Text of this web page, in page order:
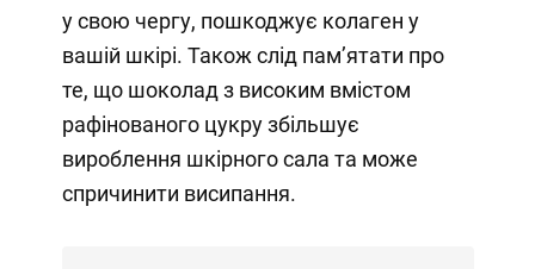
у свою чергу, пошкоджує колаген у
вашій шкірі. Також слід пам’ятати про
те, що шоколад з високим вмістом
рафінованого цукру збільшує
вироблення шкірного сала та може
спричинити висипання.